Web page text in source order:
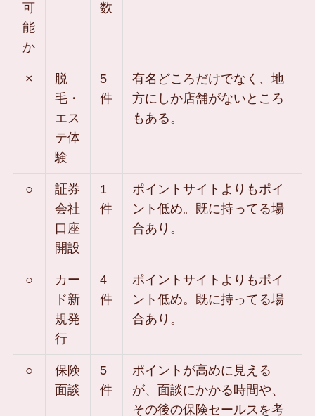
可
能
か
数
×
脱
毛・
エス
テ体
験
5
件
有名どころだけでなく、地
方にしか店舗がないところ
もある。
○
証券
会社
口座
開設
1
件
ポイントサイトよりもポイ
ント低め。既に持ってる場
合あり。
○
カー
ド新
規発
行
4
件
ポイントサイトよりもポイ
ント低め。既に持ってる場
合あり。
○
保険
面談
5
件
ポイントが高めに見える
が、面談にかかる時間や、
その後の保険セールスを考